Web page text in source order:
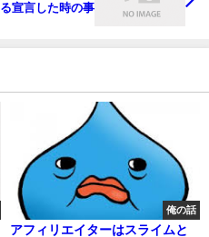
る宣言した時の事
俺の話
アフィリエイターはスライムと